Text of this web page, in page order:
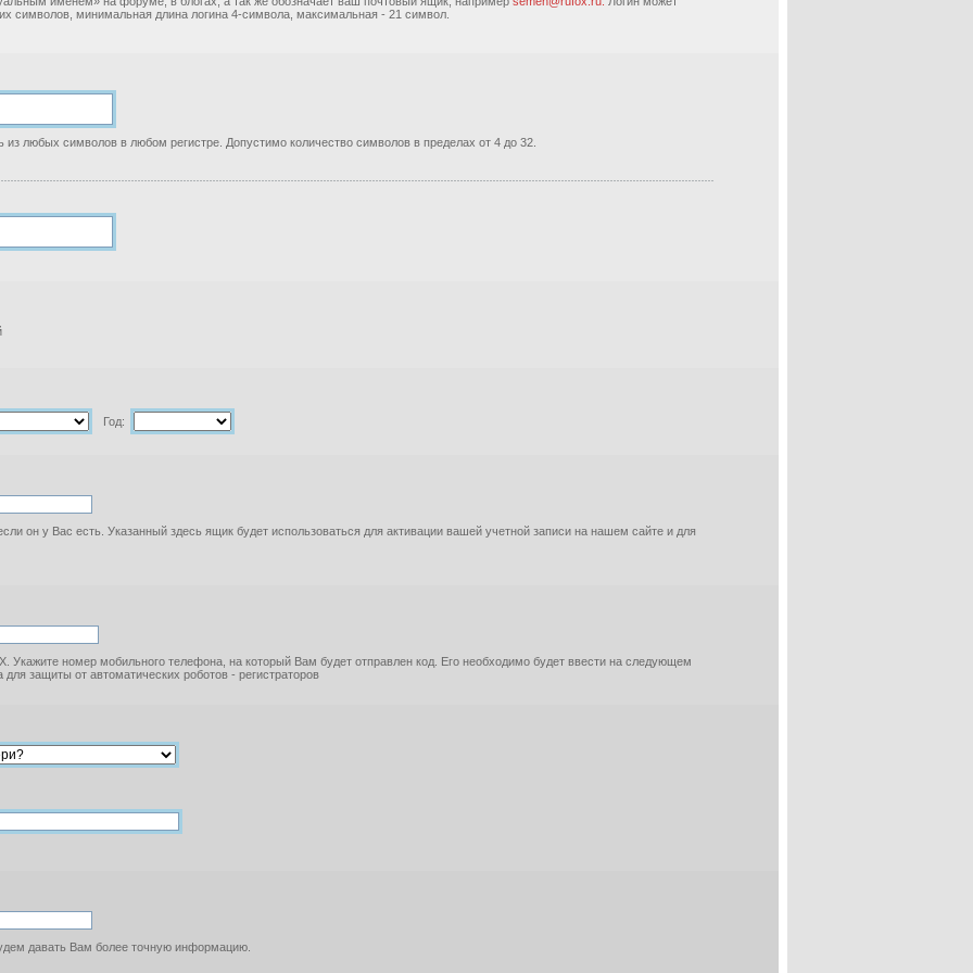
символов, минимальная длина логина 4-символа, максимальная - 21 символ.
любых символов в любом регистре. Допустимо количество символов в пределах от 4 до 32.
Год:
он у Вас есть. Указанный здесь ящик будет использоваться для активации вашей учетной записи на нашем сайте и для
Укажите номер мобильного телефона, на который Вам будет отправлен код. Его необходимо будет ввести на следующем
защиты от автоматических роботов - регистраторов
давать Вам более точную информацию.